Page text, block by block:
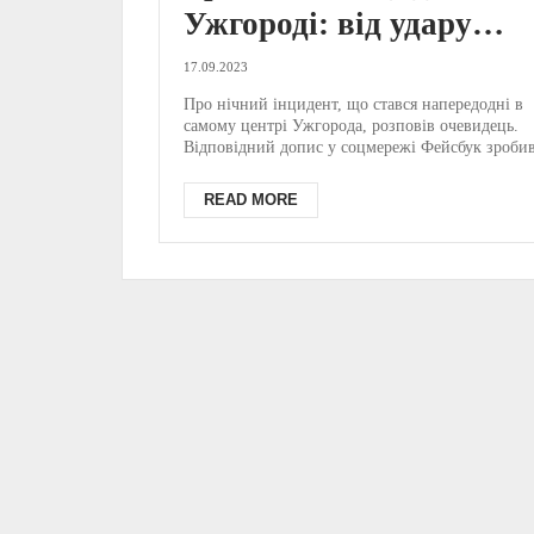
Ужгороді: від удару
молодика чоловік
вдарився головою об
бруківку і розколов
(ВІДЕО, ФОТО)
17.09.2023
Про нічний інцидент, що стався напередодні в
самому центрі Ужгорода, розповів очевидець.
Відповідний допис у соцмережі Фейсбук зробив
READ MORE